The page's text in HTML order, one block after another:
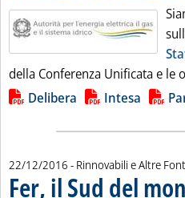
della Conferenza Unificata e le
Lista allegati PDF alla
Delibera Intesa
22/12/2016 - Rinnovabili e Altre
Fer, il Sud del